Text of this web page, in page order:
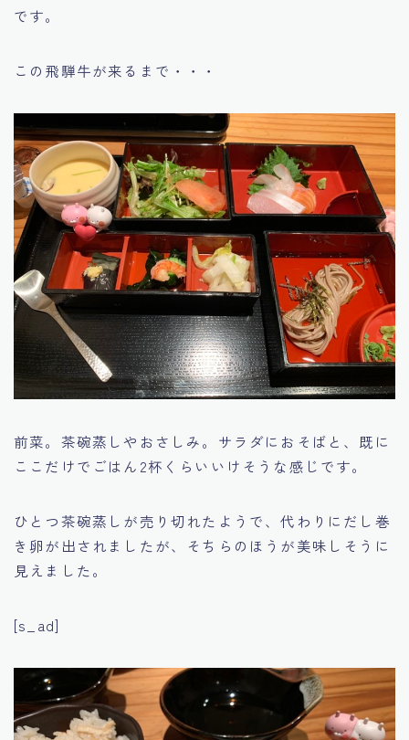
です。
この飛騨牛が来るまで・・・
前菜。茶碗蒸しやおさしみ。サラダにおそばと、既に
ここだけでごはん2杯くらいいけそうな感じです。
ひとつ茶碗蒸しが売り切れたようで、代わりにだし巻
き卵が出されましたが、そちらのほうが美味しそうに
見えました。
[s_ad]